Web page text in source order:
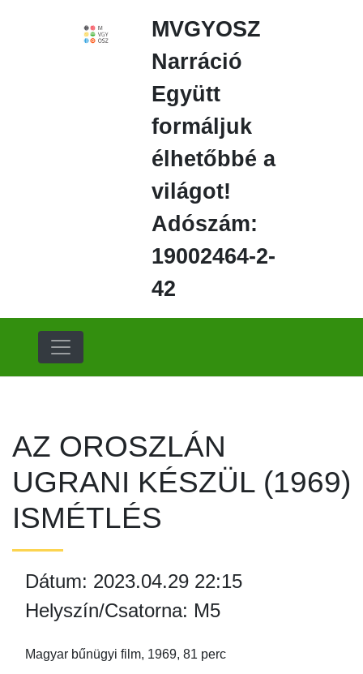
MVGYOSZ
Narráció
Együtt
formáljuk
élhetőbbé a
világot!
Adószám:
19002464-2-
42
AZ OROSZLÁN
UGRANI KÉSZÜL (1969)
ISMÉTLÉS
Dátum: 2023.04.29 22:15
Helyszín/Csatorna: M5
Magyar bűnügyi film, 1969, 81 perc